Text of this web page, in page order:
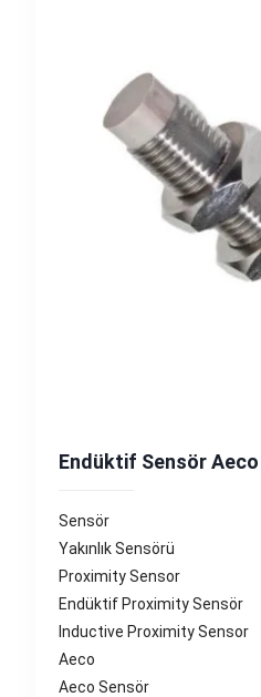
Endüktif Sensör Aeco
Sensör
Yakınlık Sensörü
Proximity Sensor
Endüktif Proximity Sensör
Inductive Proximity Sensor
Aeco
Aeco Sensör